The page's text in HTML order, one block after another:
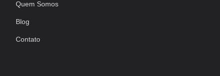
Quem Somos
Blog
Contato